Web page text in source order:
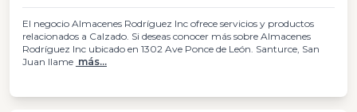
El negocio Almacenes Rodríguez Inc ofrece servicios y productos
relacionados a Calzado. Si deseas conocer más sobre Almacenes
Rodríguez Inc ubicado en 1302 Ave Ponce de León. Santurce, San
Juan llame más...